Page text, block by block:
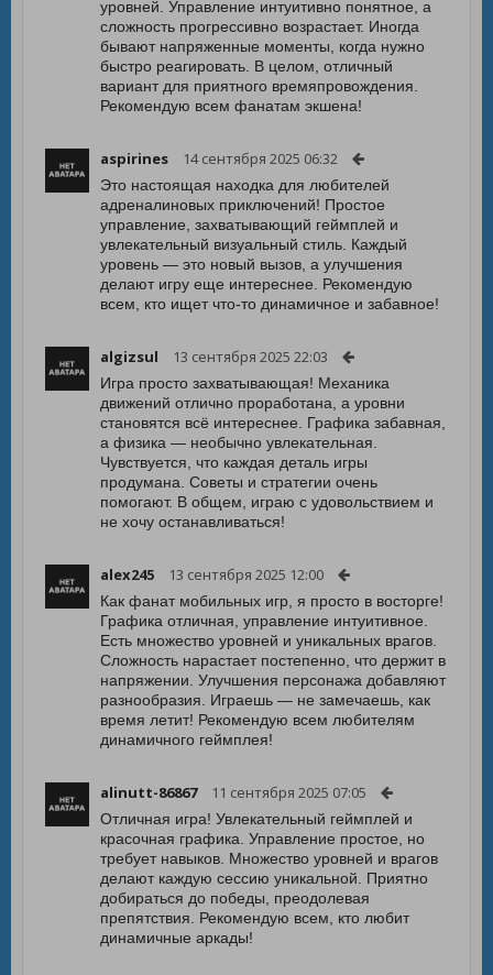
уровней. Управление интуитивно понятное, а
сложность прогрессивно возрастает. Иногда
бывают напряженные моменты, когда нужно
быстро реагировать. В целом, отличный
вариант для приятного времяпровождения.
Рекомендую всем фанатам экшена!
aspirines 14 сентября 2025 06:32
Это настоящая находка для любителей
адреналиновых приключений! Простое
управление, захватывающий геймплей и
увлекательный визуальный стиль. Каждый
уровень — это новый вызов, а улучшения
делают игру еще интереснее. Рекомендую
всем, кто ищет что-то динамичное и забавное!
algizsul 13 сентября 2025 22:03
Игра просто захватывающая! Механика
движений отлично проработана, а уровни
становятся всё интереснее. Графика забавная,
а физика — необычно увлекательная.
Чувствуется, что каждая деталь игры
продумана. Советы и стратегии очень
помогают. В общем, играю с удовольствием и
не хочу останавливаться!
alex245 13 сентября 2025 12:00
Как фанат мобильных игр, я просто в восторге!
Графика отличная, управление интуитивное.
Есть множество уровней и уникальных врагов.
Сложность нарастает постепенно, что держит в
напряжении. Улучшения персонажа добавляют
разнообразия. Играешь — не замечаешь, как
время летит! Рекомендую всем любителям
динамичного геймплея!
alinutt-86867 11 сентября 2025 07:05
Отличная игра! Увлекательный геймплей и
красочная графика. Управление простое, но
требует навыков. Множество уровней и врагов
делают каждую сессию уникальной. Приятно
добираться до победы, преодолевая
препятствия. Рекомендую всем, кто любит
динамичные аркады!